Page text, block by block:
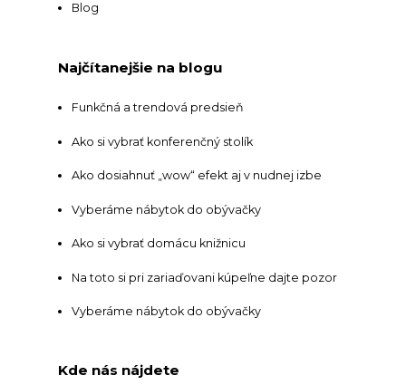
Blog
Najčítanejšie na blogu
Funkčná a trendová predsieň
Ako si vybrať konferenčný stolík
Ako dosiahnuť „wow“ efekt aj v nudnej izbe
Vyberáme nábytok do obývačky
Ako si vybrať domácu knižnicu
Na toto si pri zariaďovani kúpeľne dajte pozor
Vyberáme nábytok do obývačky
Kde nás nájdete